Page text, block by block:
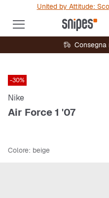
United by Attitude:
Consegna
-30%
Nike
Air Force 1 '07
Colore: beige